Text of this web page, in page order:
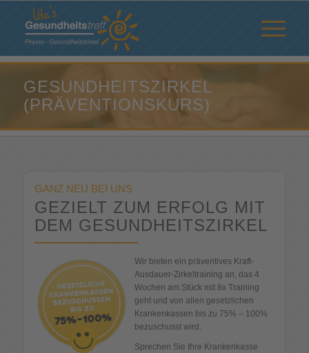
GESUNDHEITSZIRKEL
(PRÄVENTIONSKURS)
GANZ NEU BEI UNS
GEZIELT ZUM ERFOLG MIT
DEM GESUNDHEITSZIRKEL
Wir bieten ein präventives Kraft-
Ausdauer-Zirkeltraining an, das 4
Wochen am Stück mit 8x Training
geht und von allen gesetzlichen
Krankenkassen bis zu 75% – 100%
bezuschusst wird.
Sprechen Sie Ihre Krankenkasse